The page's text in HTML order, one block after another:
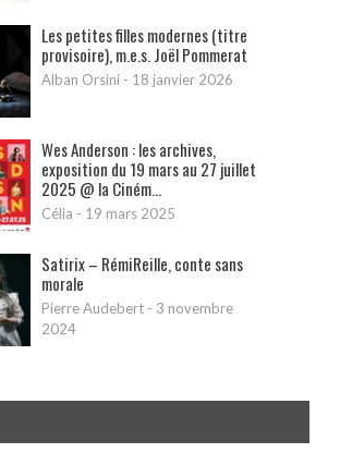
Les petites filles modernes (titre
provisoire), m.e.s. Joël Pommerat
Alban Orsini- 18 janvier 2026
Wes Anderson : les archives,
exposition du 19 mars au 27 juillet
2025 @ la Ciném...
Célia - 19 mars 2025
Satirix – RémiReille, conte sans
morale
Pierre Audebert- 3 novembre
2024